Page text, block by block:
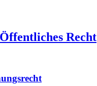
Öffentliches Recht